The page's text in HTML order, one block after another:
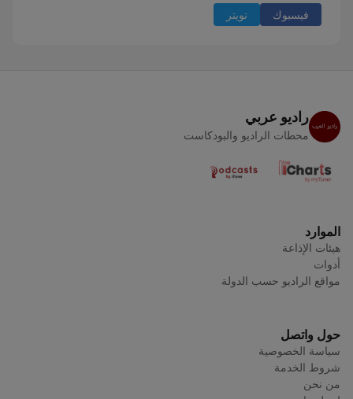
فيسبوك تويتر
راديو عربي
محطات الراديو والبودكاست
الموارد
هيئات الإذاعة
أدوات
مواقع الراديو حسب الدولة
حول واتصل
سياسة الخصوصية
شروط الخدمة
من نحن